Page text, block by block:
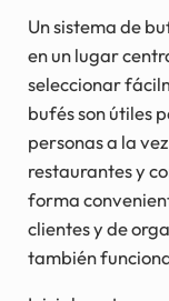
Un sistema de
en un lugar
seleccionar
bufés son útiles
personas a la
restaurantes y
forma
clientes y de
también